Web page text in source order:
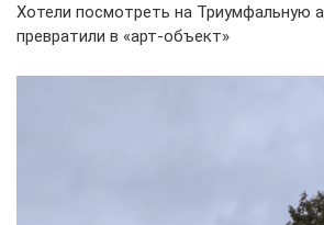
Хотели посмотреть на Триумфальную
превратили в «арт-объект»